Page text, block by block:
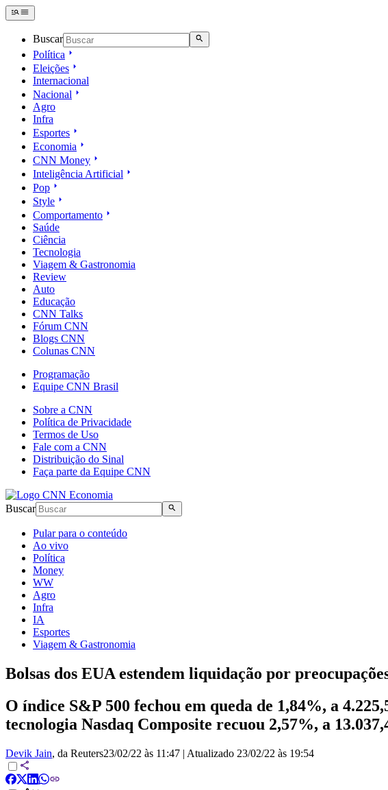
Buscar
Política
Eleições
Internacional
Nacional
Agro
Infra
Esportes
Economia
CNN Money
Inteligência Artificial
Pop
Style
Comportamento
Saúde
Ciência
Tecnologia
Viagem & Gastronomia
Review
Auto
Educação
CNN Talks
Fórum CNN
Blogs CNN
Colunas CNN
Programação
Equipe CNN Brasil
Sobre a CNN
Política de Privacidade
Termos de Uso
Fale com a CNN
Distribuição do Sinal
Faça parte da Equipe CNN
Buscar
Pular para o conteúdo
Ao vivo
Política
Money
WW
Agro
Infra
IA
Esportes
Viagem & Gastronomia
Bolsas dos EUA estendem liquidação por
O índice S&P 500 fechou em queda de 1,84%, a
tecnologia Nasdaq Composite recuou 2,57%, a
Devik Jain, da Reuters23/02/22 às 11:47 | Atualizado 23/02/22 às 19:54